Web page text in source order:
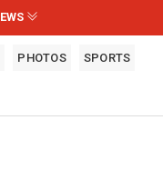
PHOTOS SPORTS